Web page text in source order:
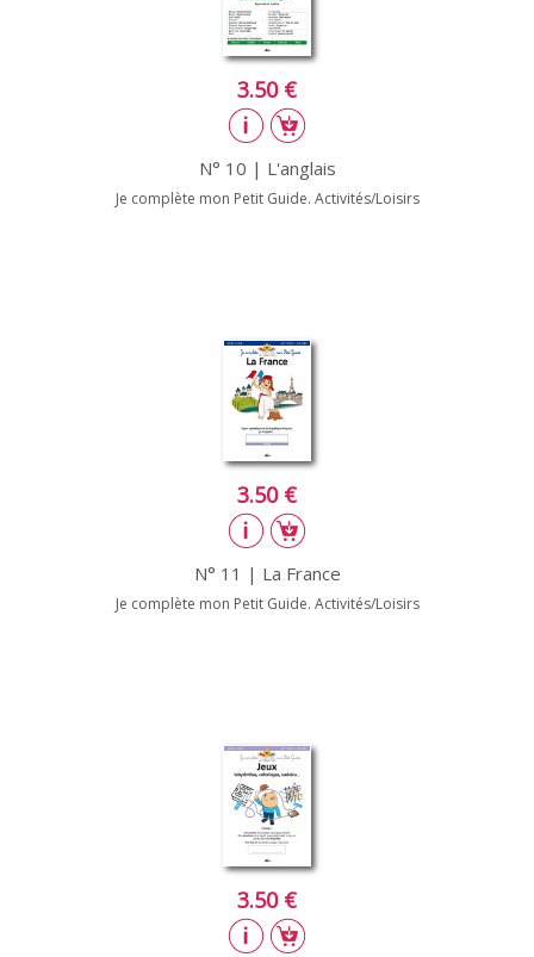
3.50 €
N° 10 | L'anglais
Je complète mon Petit Guide. Activités/Loisirs
3.50 €
N° 11 | La France
Je complète mon Petit Guide. Activités/Loisirs
3.50 €